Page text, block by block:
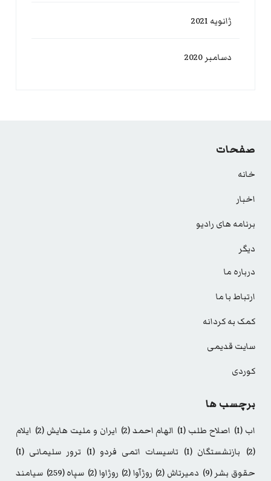
ژانویه 2021
دسامبر 2020
صفحات
خانه
اخبار
برنامه های رادیو
دیگر
درباره ما
ارتباط با ما
کمک به کردانه
سایت قدیمی
کوردی
برچسب ها
اب (1) اصلاح طلب (1) الهام احمد(2) ایران و ملیت هایش (2)
ایلام
(2)
بازنشستگان (1) تاسیسات اتمی فردو (1) ترور سلیمانی (1)
حقوق بشر (9) دمیرتاش (2) روژآوا(2) روژاوا(2) سپاه(259)
سیامند